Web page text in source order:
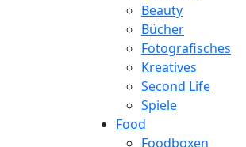
Beauty
Bücher
Fotografisches
Kreatives
Second Life
Spiele
Food
Foodboxen